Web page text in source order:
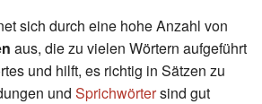
sich durch eine hohe Anzahl von
aus, die zu vielen Wörtern aufgeführt
und hilft, es richtig in Sätzen zu
und Sprichwörtersind gut